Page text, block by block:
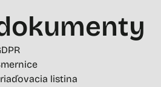
listina